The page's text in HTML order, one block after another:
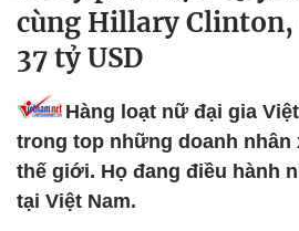
cùng Hillary
37 tỷ USD
Hàng loạt nữ đại gia
trong top những doanh nhân
thế giới. Họ đang điều hành
tại Việt Nam.